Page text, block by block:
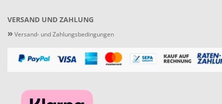
VERSAND UND ZAHLUNG
» Versand- und Zahlungsbedingungen